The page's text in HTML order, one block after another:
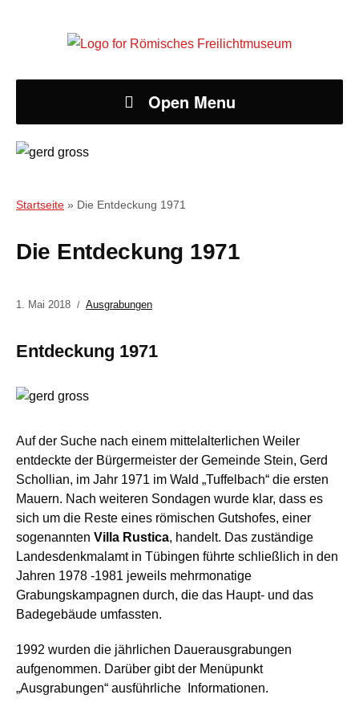
Open Menu
Startseite » Die Entdeckung 1971
Die Entdeckung 1971
1. Mai 2018 Ausgrabungen
Entdeckung 1971
Auf der Suche nach einem mittelalterlichen Weiler
entdeckte der Bürgermeister der Gemeinde Stein, Gerd
Schollian, im Jahr 1971 im Wald „Tuffelbach“ die ersten
Mauern. Nach weiteren Sondagen wurde klar, dass es
sich um die Reste eines römischen Gutshofes, einer
sogenannten Villa Rustica, handelt. Das zuständige
Landesdenkmalamt in Tübingen führte schließlich in den
Jahren 1978 -1981 jeweils mehrmonatige
Grabungskampagnen durch, die das Haupt- und das
Badegebäude umfassten.
1992 wurden die jährlichen Dauerausgrabungen
aufgenommen. Darüber gibt der Menüpunkt
„Ausgrabungen“ ausführliche Informationen.